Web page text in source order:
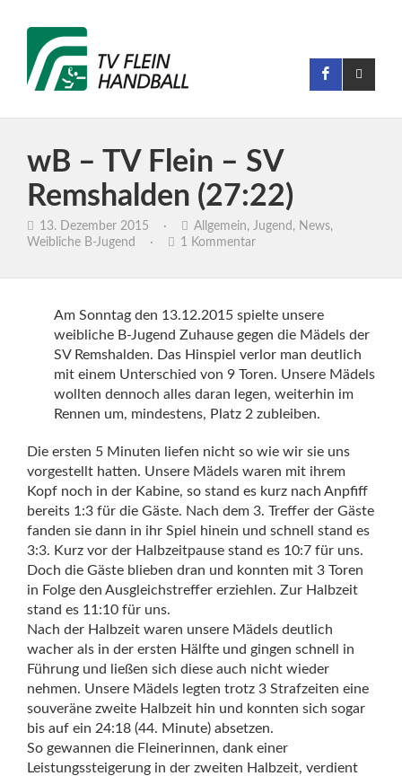
wB – TV Flein – SV
Remshalden (27:22)
13. Dezember 2015 · Allgemein, Jugend , News,
Weibliche B-Jugend
· 1 Kommentar
Am Sonntag den 13.12.2015 spielte unsere
weibliche B-Jugend Zuhause gegen die Mädels der
SV Remshalden. Das Hinspiel verlor man deutlich
mit einem Unterschied von 9 Toren. Unsere Mädels
wollten dennoch alles daran legen, weiterhin im
Rennen um, mindestens, Platz 2 zubleiben.
Die ersten 5 Minuten liefen nicht so wie wir sie uns
vorgestellt hatten. Unsere Mädels waren mit ihrem
Kopf noch in der Kabine, so stand es kurz nach Anpfiff
bereits 1:3 für die Gäste. Nach dem 3. Treffer der Gäste
fanden sie dann in ihr Spiel hinein und schnell stand es
3:3. Kurz vor der Halbzeitpause stand es 10:7 für uns.
Doch die Gäste blieben dran und konnten mit 3 Toren
in Folge den Ausgleichstreffer erziehlen. Zur Halbzeit
stand es 11:10 für uns.
Nach der Halbzeit waren unsere Mädels deutlich
wacher als in der ersten Hälfte und gingen schnell in
Führung und ließen sich diese auch nicht wieder
nehmen. Unsere Mädels legten trotz 3 Strafzeiten eine
souveräne zweite Halbzeit hin und konnten sich sogar
bis auf ein 24:18 (44. Minute) absetzen.
So gewannen die Fleinerinnen, dank einer
Leistungssteigerung in der zweiten Halbzeit, verdient